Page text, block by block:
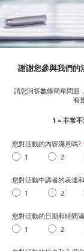
謝謝您參與我們的
請您回答數條簡單問題
有
1 = 非常
您對活動的內容滿意嗎?
1
2
您對活動中講者的表達
1
2
您對活動的日期和時間
1
2